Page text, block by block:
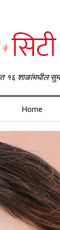
शाळांमधील
Home